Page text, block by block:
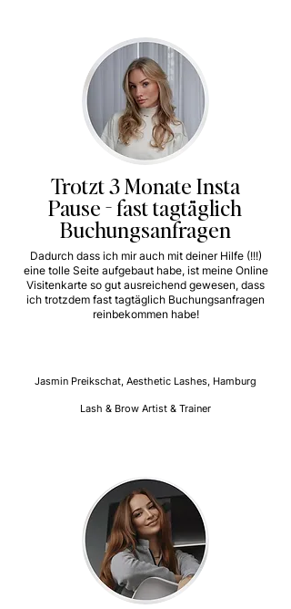
Trotzt 3 Monate Insta
Pause - fast tagtäglich
Buchungsanfragen
Dadurch dass ich mir auch mit deiner Hilfe (!!!)
eine tolle Seite aufgebaut habe, ist meine Online
Visitenkarte so gut ausreichend gewesen, dass
ich trotzdem fast tagtäglich Buchungsanfragen
reinbekommen habe!
Jasmin Preikschat, Aesthetic Lashes, Hamburg
Lash & Brow Artist & Trainer